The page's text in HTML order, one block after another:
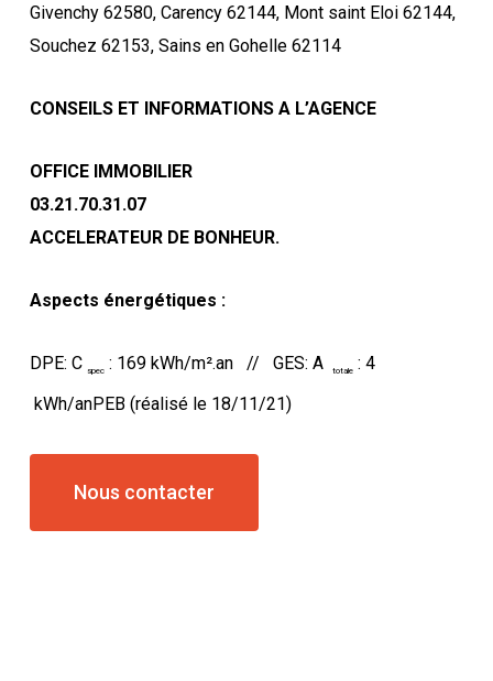
Givenchy 62580, Carency 62144, Mont saint Eloi 62144,
Souchez 62153, Sains en Gohelle 62114
CONSEILS ET INFORMATIONS A L’AGENCE
OFFICE IMMOBILIER
03.21.70.31.07
ACCELERATEUR DE BONHEUR.
Aspects énergétiques :
DPE: C spec : 169 kWh/m².an // GES: A totale : 4
kWh/anPEB (réalisé le 18/11/21)
Nous contacter